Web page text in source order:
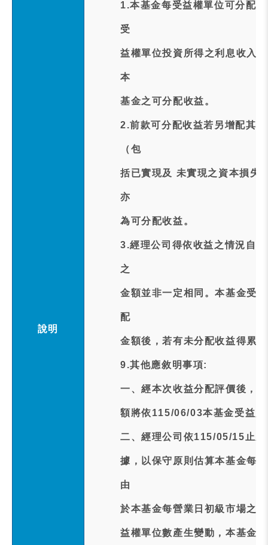
說明
1.本基金每受益權單位可分配
受
益權單位投資所得之利息收入
本
基金之可分配收益。
2.前款可分配收益若另增配其
（包
括已實現及 未實現之資本損失
亦
為可分配收益。
3.經理公司得依收益之情況自
之
金額並非一定相同。本基金受
配
金額後，若有未分配收益得累
9.其他應敘明事項:
一、經本次收益分配評價後，
額將依115/06/03本基金受益
二、經理公司依115/05/15止
據，以保守原則估算本基金每
由
於本基金每營業日初級市場之
益權單位數產生變動，本基金